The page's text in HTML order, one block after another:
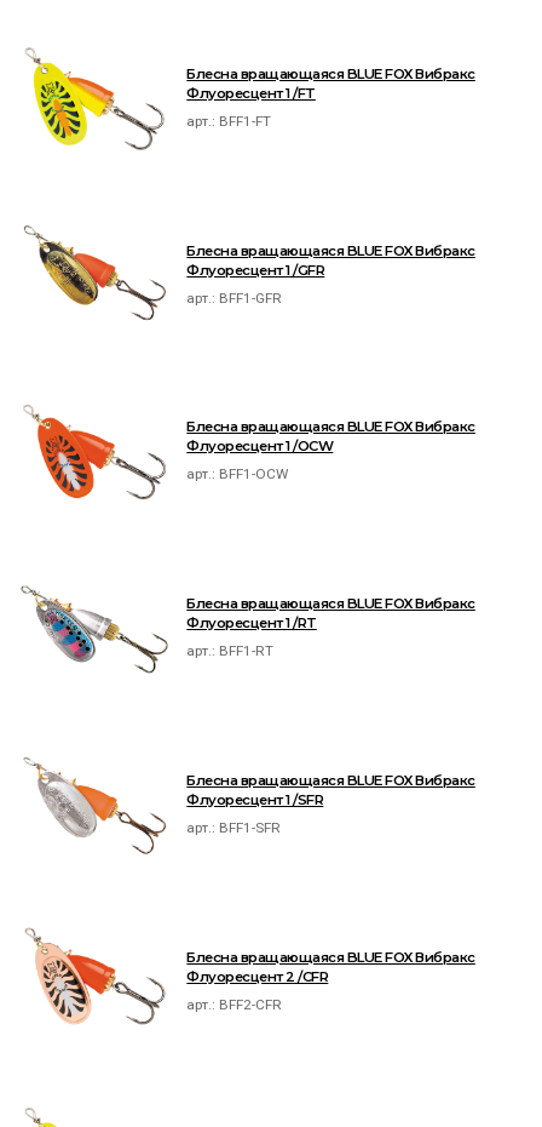
Блесна вращающаяся BLUE FOX Вибракс
Флуоресцент 1 /FT
арт.: BFF1-FT
Блесна вращающаяся BLUE FOX Вибракс
Флуоресцент 1 /GFR
арт.: BFF1-GFR
Блесна вращающаяся BLUE FOX Вибракс
Флуоресцент 1 /OCW
арт.: BFF1-OCW
Блесна вращающаяся BLUE FOX Вибракс
Флуоресцент 1 /RT
арт.: BFF1-RT
Блесна вращающаяся BLUE FOX Вибракс
Флуоресцент 1 /SFR
арт.: BFF1-SFR
Блесна вращающаяся BLUE FOX Вибракс
Флуоресцент 2 /CFR
арт.: BFF2-CFR